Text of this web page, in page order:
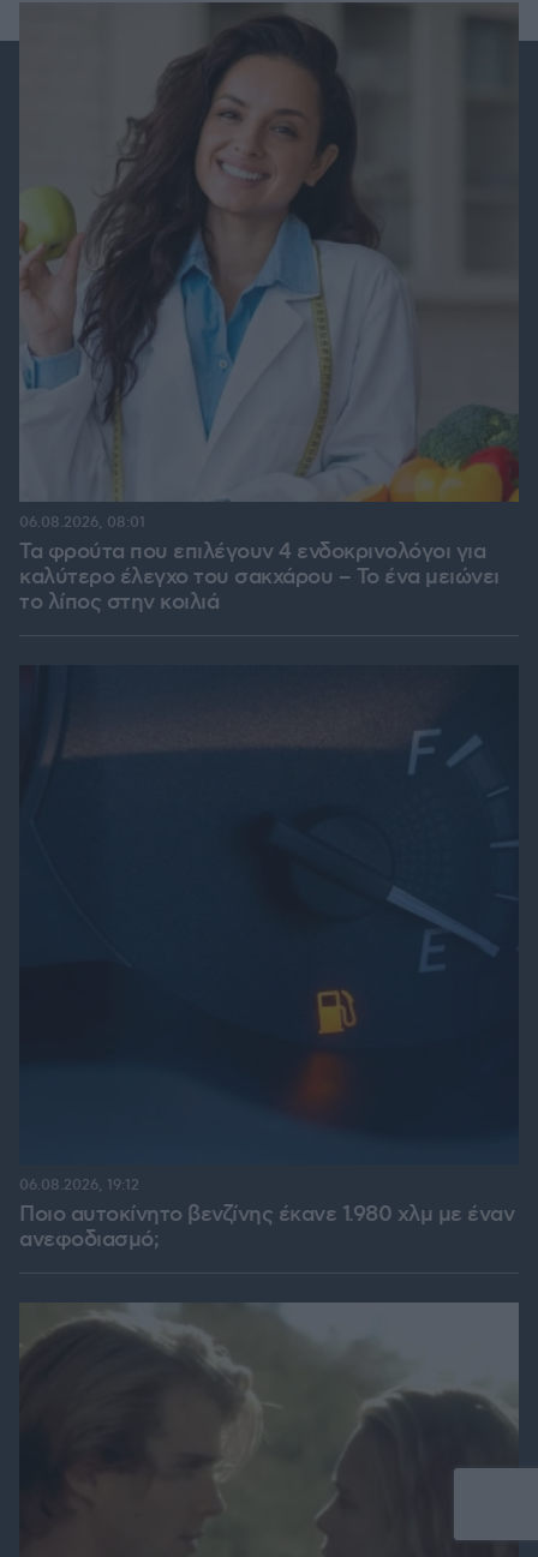
Τα φρούτα που επιλέγουν 4 ενδοκρινολόγοι για
καλύτερο έλεγχο του σακχάρου – Το ένα μειώνει
το λίπος στην κοιλιά
06.08.2026, 08:01
Ποιο αυτοκίνητο βενζίνης έκανε 1.980 χλμ με έναν
ανεφοδιασμό;
06.08.2026, 19:12